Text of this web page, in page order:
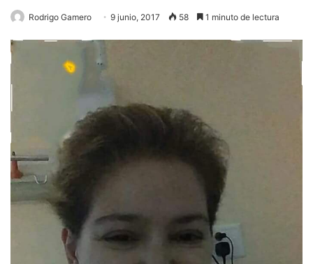
Rodrigo Gamero 9 junio, 2017 58 1 minuto de lectura